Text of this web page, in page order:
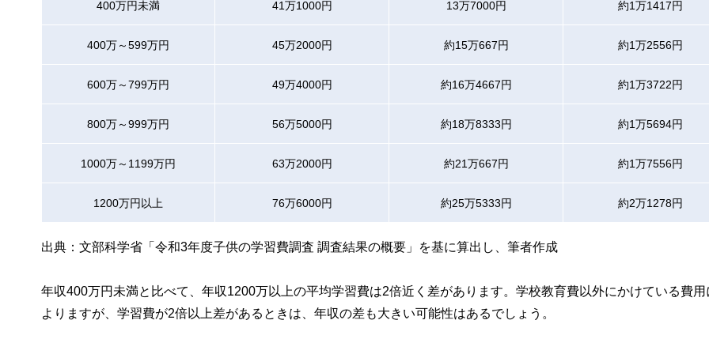
400万円未満 41万1000円 13万7000円 約1万1417円
400万～599万円 45万2000円 約15万667円 約1万2556円
600万～799万円 49万4000円 約16万4667円 約1万3722円
800万～999万円 56万5000円 約18万8333円 約1万5694円
1000万～1199万円 63万2000円 約21万667円 約1万7556円
1200万円以上 76万6000円 約25万5333円 約2万1278円
出典：文部科学省「令和3年度子供の学習費調査 調査結果の概要」を基に算出し、筆者作成
年収400万円未満と比べて、年収1200万以上の平均学習費は2倍近く差があります。学校教育費以外にかけている費用
よりますが、学習費が2倍以上差があるときは、年収の差も大きい可能性はあるでしょう。